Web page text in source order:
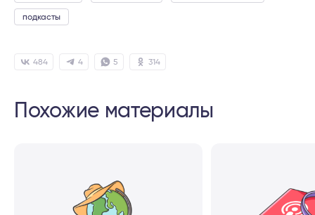
подкасты
484 314
4 5
Похожие материалы